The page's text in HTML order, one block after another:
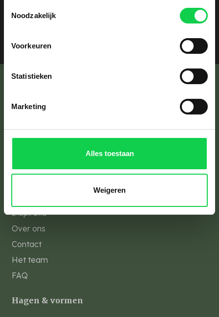
Noodzakelijk
Voorkeuren
Statistieken
Marketing
Alles toestaan
Weigeren
6733 BN Wekerom
Inspiratie
Over ons
Contact
Het team
FAQ
Hagen & vormen